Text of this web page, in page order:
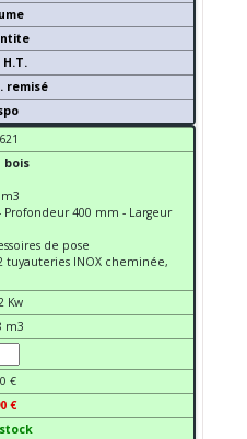
H.T.
remisé
bois
400 mm - Largeur
de pose
tuyauteries INOX cheminée,
Kw
m3
€
€